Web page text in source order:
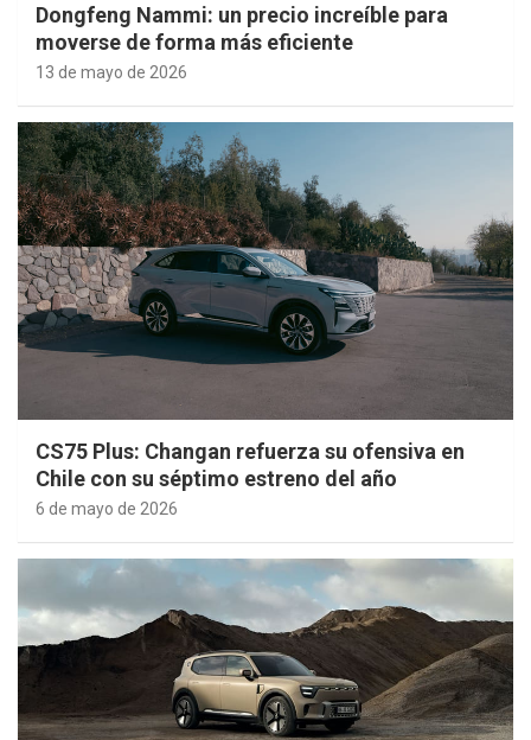
Dongfeng Nammi: un precio increíble para
moverse de forma más eficiente
13 de mayo de 2026
CS75 Plus: Changan refuerza su ofensiva en
Chile con su séptimo estreno del año
6 de mayo de 2026